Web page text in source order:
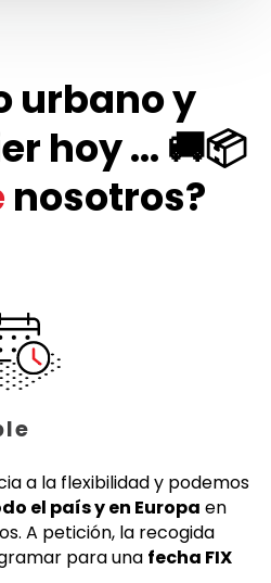
urbano y
hoy ... 🚚📦
nosotros?
a la flexibilidad y podemos
el país y en Europa en
A petición, la recogida
para una fecha FIX